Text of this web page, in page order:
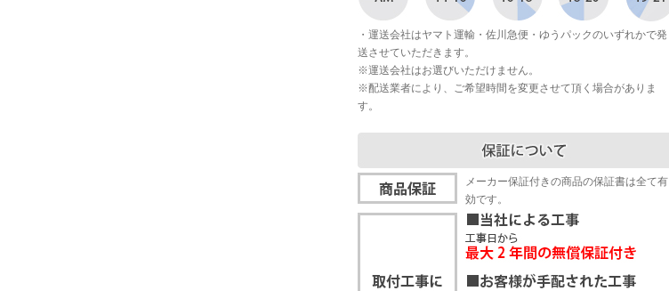
・運送会社はヤマト運輸・佐川急便・ゆうパックのいずれかで発
送させていただきます。
※運送会社はお選びいただけません。
※配送業者により、ご希望時間を変更させて頂く場合がありま
す。
メーカー保証付きの商品の保証書は全て有
効です。